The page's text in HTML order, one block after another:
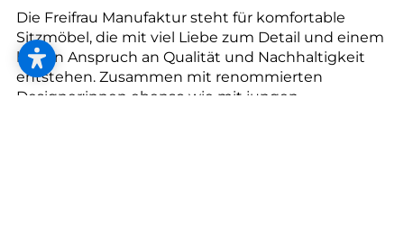
Die Freifrau Manufaktur steht für komfortable
Sitzmöbel, die mit viel Liebe zum Detail und einem
hohen Anspruch an Qualität und Nachhaltigkeit
entstehen. Zusammen mit renommierten
Designer:innen ebenso wie mit jungen